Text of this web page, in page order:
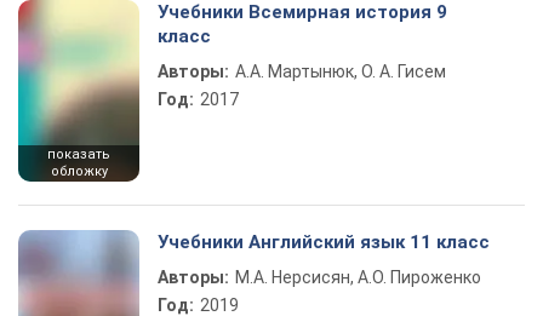
показать
обложку
Учебники Всемирная история 9
класс
Авторы: А.А. Мартынюк, О. А. Гисем
Год: 2017
Учебники Английский язык 11 класс
Авторы: М.А. Нерсисян, А.О. Пироженко
Год: 2019